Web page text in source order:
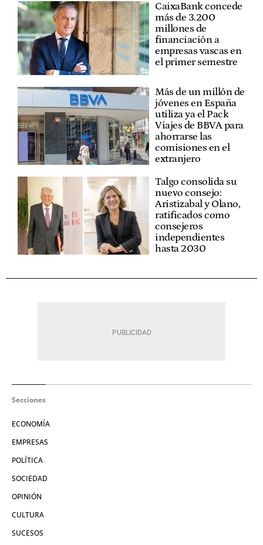
CaixaBank concede
más de 3.200
millones de
financiación a
empresas vascas en
el primer semestre
Más de un millón de
jóvenes en España
utiliza ya el Pack
Viajes de BBVA para
ahorrarse las
comisiones en el
extranjero
Talgo consolida su
nuevo consejo:
Aristizabal y Olano,
ratificados como
consejeros
independientes
hasta 2030
Secciones
ECONOMÍA
EMPRESAS
POLÍTICA
SOCIEDAD
OPINIÓN
CULTURA
SUCESOS